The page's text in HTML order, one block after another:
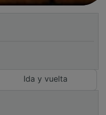
Ida y vuelta